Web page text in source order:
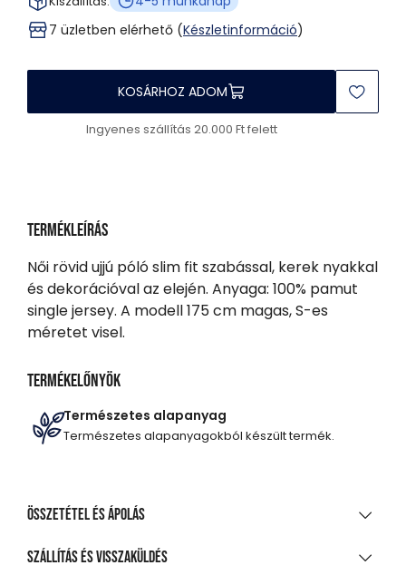
7 üzletben elérhető (Készletinformáció)
KOSÁRHOZ ADOM
Ingyenes szállítás 20.000 Ft felett
Termékleírás
Női rövid ujjú póló slim fit szabással, kerek nyakkal
és dekorációval az elején. Anyaga: 100% pamut
single jersey. A modell 175 cm magas, S-es
méretet visel.
Termékelőnyök
Természetes alapanyag
Természetes alapanyagokból készült termék.
Összetétel és ápolás
ANYAGÖSSZETÉTEL
Szállítás és visszaküldés